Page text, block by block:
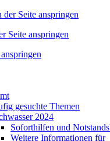
Seite anspringen
Seite anspringen
gesuchte Themen
2024
Soforthilfen und
Weitere Informationen für